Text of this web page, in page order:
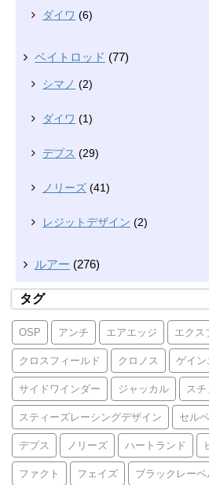
ダイワ (6)
ベイトロッド (77)
シマノ (2)
ダイワ (1)
デプス (29)
ノリーズ (41)
レジットデザイン (2)
ルアー (276)
タグ
OSP アンチ エアエッジ エクス
クロスフィールド クロノス ゲイン
サイドワインダー ジャッカル スチ
スティーズレーシングデザイン セル
デプス ノリーズ ハートランド
ファクト フェイズ ブラックレーベ